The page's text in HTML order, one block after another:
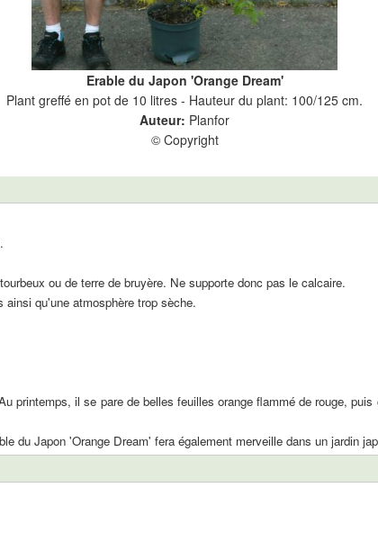
Erable du Japon 'Orange Dream'
Plant greffé en pot de 10 litres - Hauteur du plant: 100/125 cm.
Auteur: Planfor
© Copyright
ou de terre de bruyère. Ne supporte donc pas le calcaire.
qu'une atmosphère trop sèche.
printemps, il se pare de belles feuilles orange flammé de rouge,
du Japon 'Orange Dream' fera également merveille dans un jardin